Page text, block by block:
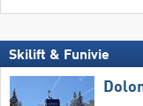
Skilift & Funivie